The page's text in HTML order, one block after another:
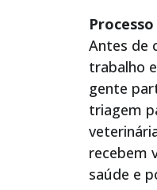
Antes de
trabalho
gente
triagem
recebem
saúde e